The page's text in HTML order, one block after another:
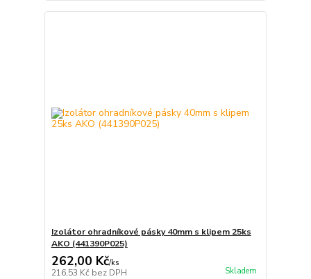
Izolátor ohradníkové pásky 40mm s klipem 25ks
AKO (441390P025)
262,00 Kč/ks
216,53 Kč bez DPH Skladem